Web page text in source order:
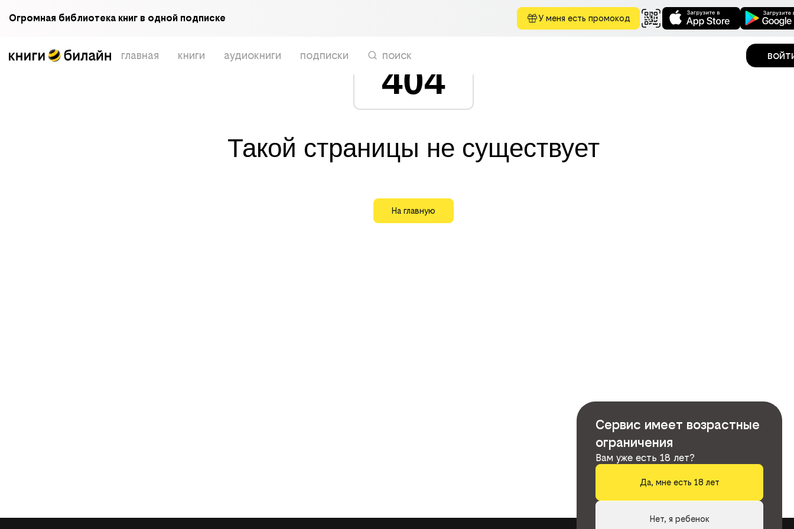
Огромная библиотека книг в одной подписке У меня есть промокод
главная книги аудиокниги подписки поиск
404
Такой страницы не существует
На главную
Сервис имеет возрастные
ограничения
Вам уже есть 18 лет?
Да, мне есть 18 лет
Нет, я ребенок